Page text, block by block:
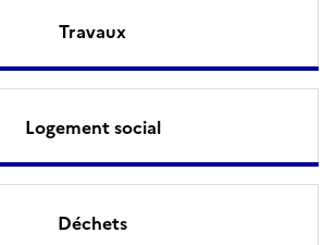
Travaux
Logement social
Déchets